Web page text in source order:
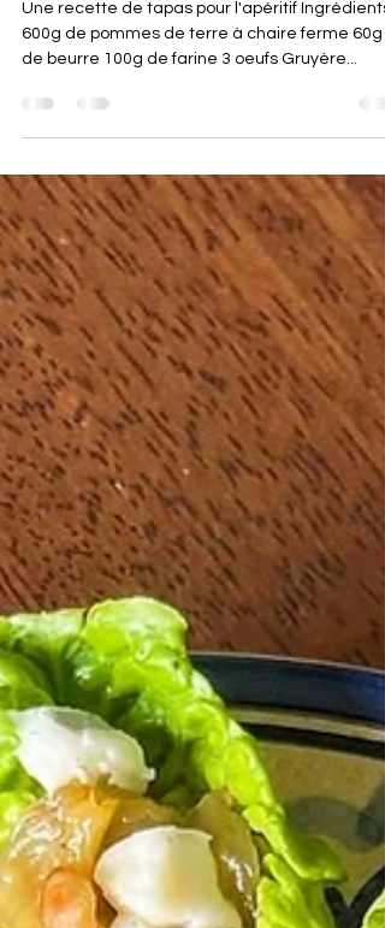
20 mai 2024
1 min de lecture
Croquettes de pomme de terre,
fromage et citron
Une recette de tapas pour l'apéritif Ingrédients
de beurre 100g de farine 3 oeufs Gruyère...